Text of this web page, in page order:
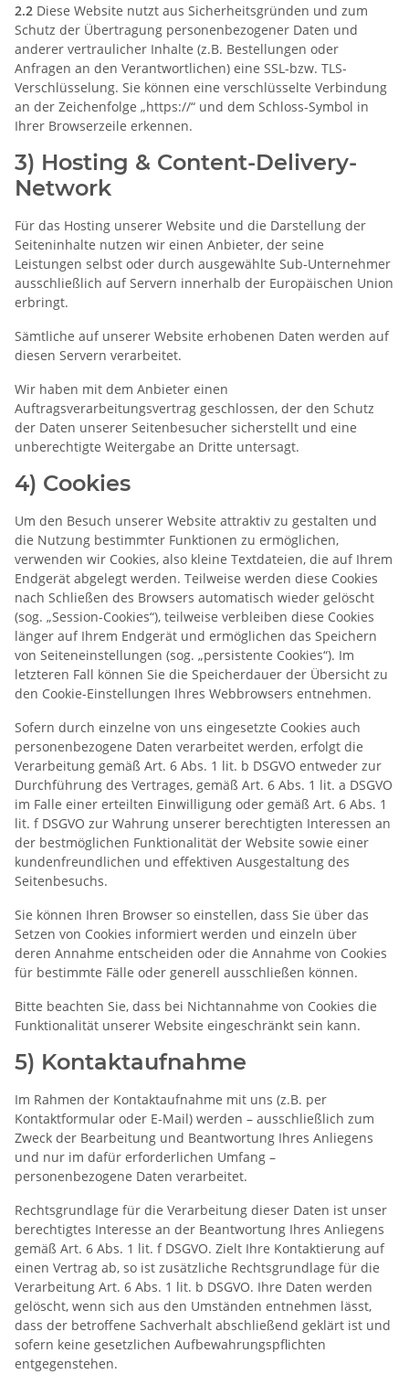
2.2 Diese Website nutzt aus Sicherheitsgründen und zum
Schutz der Übertragung personenbezogener Daten und
anderer vertraulicher Inhalte (z.B. Bestellungen oder
Anfragen an den Verantwortlichen) eine SSL-bzw. TLS-
Verschlüsselung. Sie können eine verschlüsselte Verbindung
an der Zeichenfolge „https://“ und dem Schloss-Symbol in
Ihrer Browserzeile erkennen.
3) Hosting & Content-Delivery-
Network
Für das Hosting unserer Website und die Darstellung der
Seiteninhalte nutzen wir einen Anbieter, der seine
Leistungen selbst oder durch ausgewählte Sub-Unternehmer
ausschließlich auf Servern innerhalb der Europäischen Union
erbringt.
Sämtliche auf unserer Website erhobenen Daten werden auf
diesen Servern verarbeitet.
Wir haben mit dem Anbieter einen
Auftragsverarbeitungsvertrag geschlossen, der den Schutz
der Daten unserer Seitenbesucher sicherstellt und eine
unberechtigte Weitergabe an Dritte untersagt.
4) Cookies
Um den Besuch unserer Website attraktiv zu gestalten und
die Nutzung bestimmter Funktionen zu ermöglichen,
verwenden wir Cookies, also kleine Textdateien, die auf Ihrem
Endgerät abgelegt werden. Teilweise werden diese Cookies
nach Schließen des Browsers automatisch wieder gelöscht
(sog. „Session-Cookies“), teilweise verbleiben diese Cookies
länger auf Ihrem Endgerät und ermöglichen das Speichern
von Seiteneinstellungen (sog. „persistente Cookies“). Im
letzteren Fall können Sie die Speicherdauer der Übersicht zu
den Cookie-Einstellungen Ihres Webbrowsers entnehmen.
Sofern durch einzelne von uns eingesetzte Cookies auch
personenbezogene Daten verarbeitet werden, erfolgt die
Verarbeitung gemäß Art. 6 Abs. 1 lit. b DSGVO entweder zur
Durchführung des Vertrages, gemäß Art. 6 Abs. 1 lit. a DSGVO
im Falle einer erteilten Einwilligung oder gemäß Art. 6 Abs. 1
lit. f DSGVO zur Wahrung unserer berechtigten Interessen an
der bestmöglichen Funktionalität der Website sowie einer
kundenfreundlichen und effektiven Ausgestaltung des
Seitenbesuchs.
Sie können Ihren Browser so einstellen, dass Sie über das
Setzen von Cookies informiert werden und einzeln über
deren Annahme entscheiden oder die Annahme von Cookies
für bestimmte Fälle oder generell ausschließen können.
Bitte beachten Sie, dass bei Nichtannahme von Cookies die
Funktionalität unserer Website eingeschränkt sein kann.
5) Kontaktaufnahme
Im Rahmen der Kontaktaufnahme mit uns (z.B. per
Kontaktformular oder E-Mail) werden – ausschließlich zum
Zweck der Bearbeitung und Beantwortung Ihres Anliegens
und nur im dafür erforderlichen Umfang –
personenbezogene Daten verarbeitet.
Rechtsgrundlage für die Verarbeitung dieser Daten ist unser
berechtigtes Interesse an der Beantwortung Ihres Anliegens
gemäß Art. 6 Abs. 1 lit. f DSGVO. Zielt Ihre Kontaktierung auf
einen Vertrag ab, so ist zusätzliche Rechtsgrundlage für die
Verarbeitung Art. 6 Abs. 1 lit. b DSGVO. Ihre Daten werden
gelöscht, wenn sich aus den Umständen entnehmen lässt,
dass der betroffene Sachverhalt abschließend geklärt ist und
sofern keine gesetzlichen Aufbewahrungspflichten
entgegenstehen.